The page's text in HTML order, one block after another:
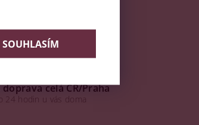
doprava celá ČR/Praha
24 hodin u vás doma
SOUHLASÍM